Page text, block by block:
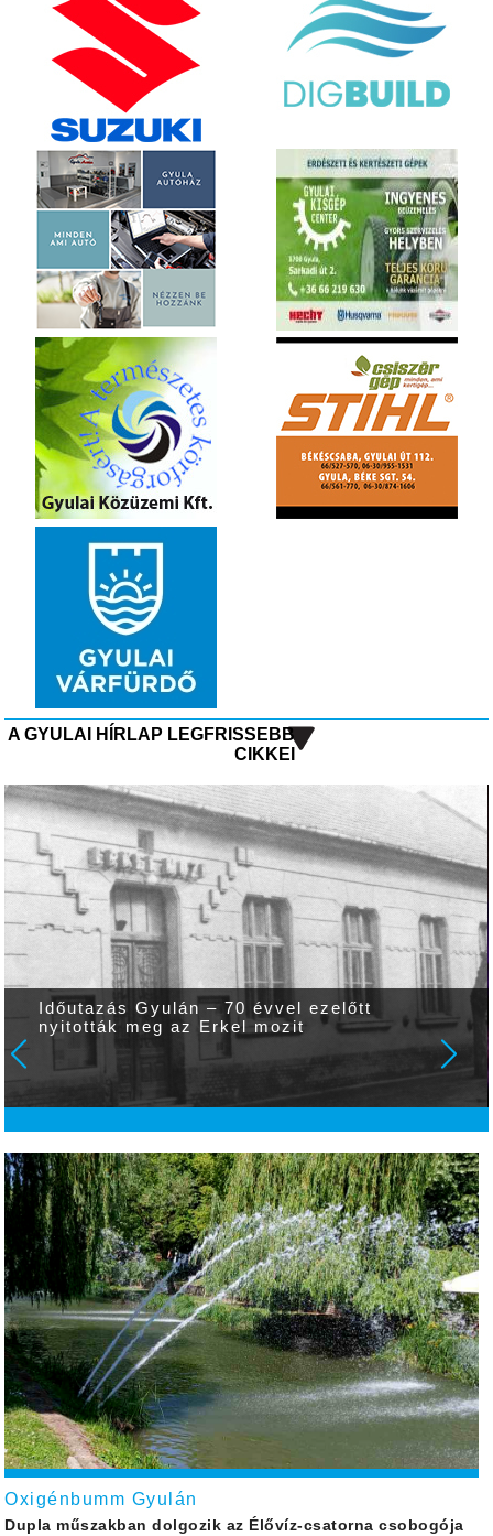
A GYULAI HÍRLAP LEGFRISSEBB
CIKKEI
Időutazás Gyulán – 70 évvel ezelőtt
nyitották meg az Erkel mozit
Oxigénbumm Gyulán
Dupla műszakban dolgozik az Élővíz-csatorna csobogója